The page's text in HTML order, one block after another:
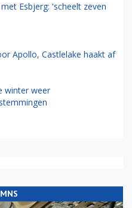
Esbjerg: 'scheelt zeven
Apollo, Castlelake haakt af
winter weer